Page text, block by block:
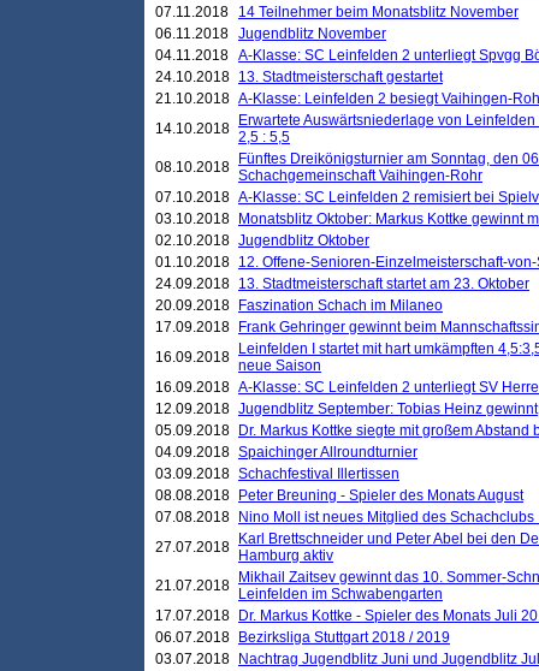
07.11.2018
14 Teilnehmer beim Monatsblitz November
06.11.2018 Jugendblitz November
04.11.2018 A-Klasse: SC Leinfelden 2 unterliegt Spvgg
24.10.2018 13. Stadtmeisterschaft gestartet
21.10.2018 A-Klasse: Leinfelden 2 besiegt Vaihingen-
14.10.2018
Erwartete Auswärtsniederlage von
2,5 : 5,5
08.10.2018
Fünftes Dreikönigsturnier am Sonntag, den
Schachgemeinschaft Vaihingen-Rohr
07.10.2018 A-Klasse: SC Leinfelden 2 remisiert bei
03.10.2018
Monatsblitz Oktober: Markus Kottke gewinnt
02.10.2018 Jugendblitz Oktober
01.10.2018 12. Offene-Senioren-Einzelmeisterschaft-
24.09.2018 13. Stadtmeisterschaft startet am 23. Oktober
20.09.2018
Faszination Schach im Milaneo
17.09.2018
Frank Gehringer gewinnt beim
16.09.2018
Leinfelden I startet mit hart umkämpften
neue Saison
16.09.2018 A-Klasse: SC Leinfelden 2 unterliegt SV
12.09.2018 Jugendblitz September: Tobias Heinz gewinnt
05.09.2018
Dr. Markus Kottke siegte mit großem
04.09.2018 Spaichinger Allroundturnier
03.09.2018 Schachfestival Illertissen
08.08.2018
Peter Breuning - Spieler des Monats August
07.08.2018
Nino Moll ist neues Mitglied des
27.07.2018
Karl Brettschneider und Peter Abel bei den
Hamburg aktiv
21.07.2018
Mikhail Zaitsev gewinnt das 10. Sommer-
Leinfelden im Schwabengarten
17.07.2018
Dr. Markus Kottke - Spieler des Monats Juli
06.07.2018
Bezirksliga Stuttgart 2018 / 2019
03.07.2018
Nachtrag Jugendblitz Juni und Jugendblitz